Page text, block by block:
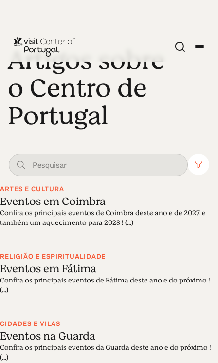
Artigos sobre
o Centro de
Portugal
ARTES E CULTURA
Eventos em Coimbra
Confira os principais eventos de Coimbra deste ano e de 2027, e
também um aquecimento para 2028 ! (...)
RELIGIÃO E ESPIRITUALIDADE
Eventos em Fátima
Confira os principais eventos de Fátima deste ano e do próximo !
(...)
CIDADES E VILAS
Eventos na Guarda
Confira os principais eventos da Guarda deste ano e do próximo !
(...)